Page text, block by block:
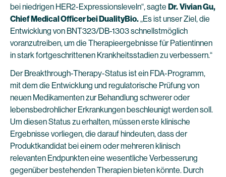
bei niedrigen HER2-Expressionsleveln“, sagte Dr.Vivian Gu,
Chief Medical Officer bei DualityBio.„Es ist unser Ziel, die
Entwicklung von BNT323/DB-1303 schnellstmöglich
voranzutreiben, um die Therapieergebnisse für Patientinnen
in stark fortgeschrittenen Krankheitsstadien zu verbessern.“
Der Breakthrough-Therapy-Status ist ein FDA-Programm,
mit dem die Entwicklung und regulatorische Prüfung von
neuen Medikamenten zur Behandlung schwerer oder
lebensbedrohlicher Erkrankungen beschleunigt werden soll.
Um diesen Status zu erhalten, müssen erste klinische
Ergebnisse vorliegen, die darauf hindeuten, dass der
Produktkandidat bei einem oder mehreren klinisch
relevanten Endpunkten eine wesentliche Verbesserung
gegenüber bestehenden Therapien bieten könnte. Durch